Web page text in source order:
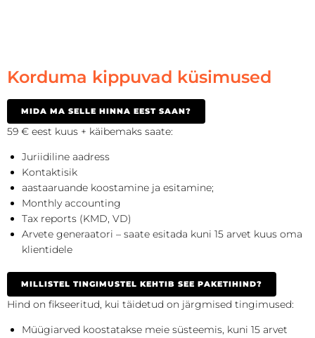
Korduma kippuvad küsimused
MIDA MA SELLE HINNA EEST SAAN?
59 € eest kuus + käibemaks saate:
Juriidiline aadress
Kontaktisik
aastaaruande koostamine ja esitamine;
Monthly accounting
Tax reports (KMD, VD)
Arvete generaatori – saate esitada kuni 15 arvet kuus oma
klientidele
MILLISTEL TINGIMUSTEL KEHTIB SEE PAKETIHIND?
Hind on fikseeritud, kui täidetud on järgmised tingimused:
Müügiarved koostatakse meie süsteemis, kuni 15 arvet